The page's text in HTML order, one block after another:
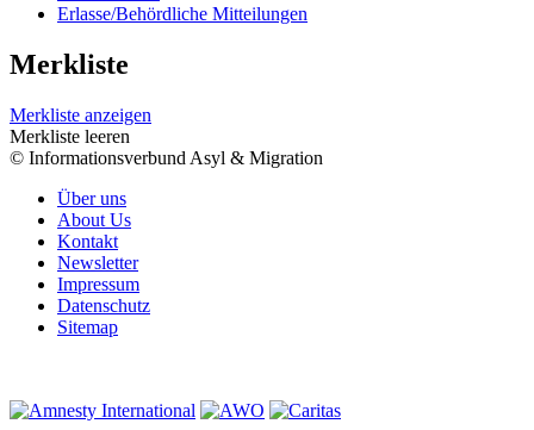
Erlasse/Behördliche Mitteilungen
Merkliste
Merkliste anzeigen
Merkliste leeren
© Informationsverbund Asyl & Migration
Über uns
About Us
Kontakt
Newsletter
Impressum
Datenschutz
Sitemap